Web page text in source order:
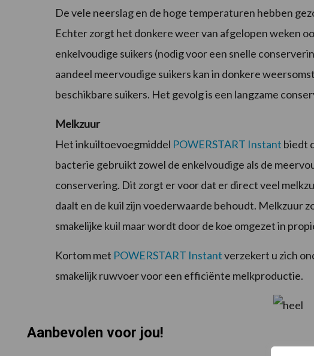
De vele neerslag en de hoge temperaturen hebben
Echter zorgt het donkere weer van afgelopen weken
enkelvoudige suikers (nodig voor een snelle
aandeel meervoudige suikers kan in donkere
beschikbare suikers. Het gevolg is een langzame
Melkzuur
Het inkuiltoevoegmiddel POWERSTART Instant biedt
bacterie gebruikt zowel de enkelvoudige als de
conservering. Dit zorgt er voor dat er direct veel
daalt en de kuil zijn voederwaarde behoudt. Melkzuur
smakelijke kuil maar wordt door de koe omgezet in
Kortom met POWERSTART Instantverzekert u zich
smakelijk ruwvoer voor een efficiënte melkproductie.
Aanbevolen voor jou!